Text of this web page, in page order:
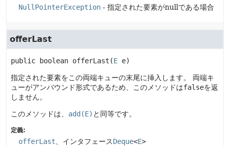
NullPointerException - 指定された要素がnullである場合
offerLast
public boolean offerLast (E e)
指定された要素をこの両端キューの末尾に挿入します。
両端キ
ューがアンバウンド形式であるため、このメソッドはfalseを返
しません。
このメソッドは、 add(E) と同等です。
定義:
offerLast 、インタフェースDeque<E>